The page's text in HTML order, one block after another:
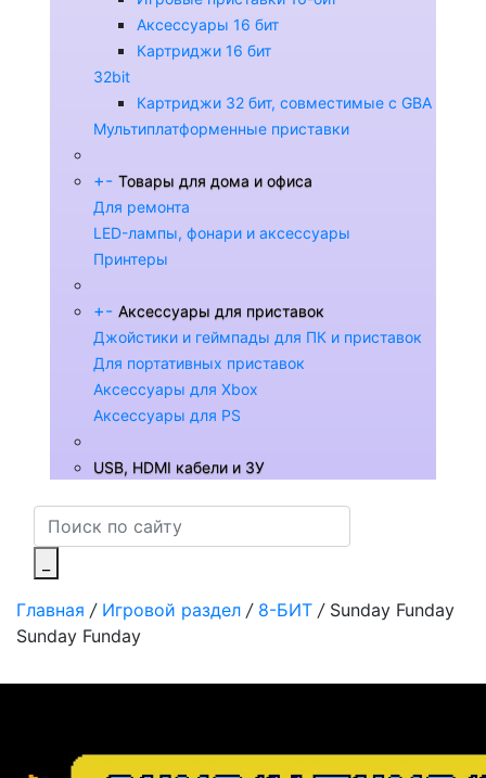
Аксессуары 16 бит
Картриджи 16 бит
32bit
Картриджи 32 бит, совместимые с GBA
Мультиплатформенные приставки
+- Товары для дома и офиса
Для ремонта
LED-лампы, фонари и аксессуары
Принтеры
+- Аксессуары для приставок
Джойстики и геймпады для ПК и приставок
Для портативных приставок
Аксессуары для Xbox
Аксессуары для PS
USB, HDMI кабели и ЗУ
Главная / Игровой раздел / 8-БИТ / Sunday Funday
Sunday Funday